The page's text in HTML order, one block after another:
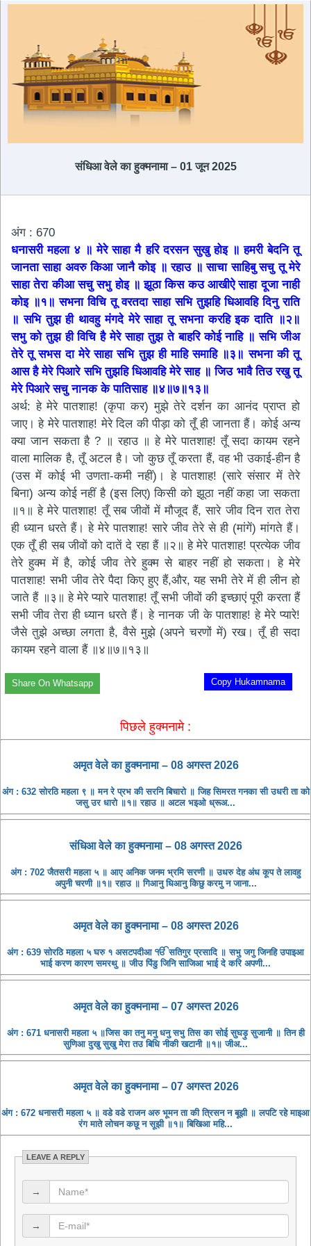
संधिआ ​​वेले का हुक्मनामा – 01 जून 2025
अंग : 670
धनासरी महला ४ ॥ मेरे साहा मै हरि दरसन सुखु होइ ॥ हमरी बेदनि तू
जानता साहा अवरु किआ जानै कोइ ॥ रहाउ ॥ साचा साहिबु सचु तू मेरे
साहा तेरा कीआ सचु सभु होइ ॥ झूठा किस कउ आखीऐ साहा दूजा नाही
कोइ ॥१॥ सभना विचि तू वरतदा साहा सभि तुझहि धिआवहि दिनु राति
॥ सभि तुझ ही थावहु मंगदे मेरे साहा तू सभना करहि इक दाति ॥२॥
सभु को तुझ ही विचि है मेरे साहा तुझ ते बाहरि कोई नाहि ॥ सभि जीअ
तेरे तू सभस दा मेरे साहा सभि तुझ ही माहि समाहि ॥३॥ सभना की तू
आस है मेरे पिआरे सभि तुझहि धिआवहि मेरे साह ॥ जिउ भावै तिउ रखु तू
मेरे पिआरे सचु नानक के पातिसाह ॥४॥७॥१३॥
अर्थ: हे मेरे पातशाह! (कृपा कर) मुझे तेरे दर्शन का आनंद प्राप्त हो
जाए। हे मेरे पातशाह! मेरे दिल की पीड़ा को तूँ ही जानता हैं। कोई अन्य
क्या जान सकता है ? ॥ रहाउ ॥ हे मेरे पातशाह! तूँ सदा कायम रहने
वाला मालिक है, तूँ अटल है। जो कुछ तूँ करता हैं, वह भी उकाई-हीन है
(उस में कोई भी उणता-कमी नहीं)। हे पातशाह! (सारे संसार में तेरे
बिना) अन्य कोई नहीं है (इस लिए) किसी को झूठा नहीं कहा जा सकता
॥१॥ हे मेरे पातशाह! तूँ सब जीवों में मौजूद हैं, सारे जीव दिन रात तेरा
ही ध्यान धरते हैं। हे मेरे पातशाह! सारे जीव तेरे से ही (मांगें) मांगते हैं।
एक तूँ ही सब जीवों को दातें दे रहा हैं ॥२॥ हे मेरे पातशाह! प्रत्येक जीव
तेरे हुक्म में है, कोई जीव तेरे हुक्म से बाहर नहीं हो सकता। हे मेरे
पातशाह! सभी जीव तेरे पैदा किए हुए हैं,और, यह सभी तेरे में ही लीन हो
जाते हैं ॥३॥ हे मेरे प्यारे पातशाह! तूँ सभी जीवों की इच्छाएं पूरी करता हैं
सभी जीव तेरा ही ध्यान धरते हैं। हे नानक जी के पातशाह! हे मेरे प्यारे!
जैसे तुझे अच्छा लगता है, वैसे मुझे (अपने चरणों में) रख। तूँ ही सदा
कायम रहने वाला हैं ॥४॥७॥१३॥
Copy Hukamnama
Share On Whatsapp
पिछले हुक्मनामे :
अमृत ​​वेले का हुक्मनामा – 08 अगस्त 2026
अंग : 632 सोरठि महला ९ ॥ मन रे प्रभ की सरनि बिचारो ॥ जिह सिमरत गनका सी उधरी ता को
जसु उर धारो ॥१॥ रहाउ ॥ अटल भइओ ध्रूअ...
संधिआ ​​वेले का हुक्मनामा – 08 अगस्त 2026
अंग : 702 जैतसरी महला ५ ॥ आए अनिक जनम भ्रमि सरणी ॥ उधरु देह अंध कूप ते लावहु
अपुनी चरणी ॥१॥ रहाउ ॥ गिआनु धिआनु किछु करमु न जाना...
अमृत ​​वेले का हुक्मनामा – 08 अगस्त 2026
अंग : 639 सोरठि महला ५ घरु १ असटपदीआ ੴ सतिगुर प्रसादि ॥ सभु जगु जिनहि उपाइआ
भाई करण कारण समरथु ॥ जीउ पिंडु जिनि साजिआ भाई दे करि अपणी...
अमृत ​​वेले का हुक्मनामा – 07 अगस्त 2026
अंग : 671 धनासरी महला ५ ॥जिस का तनु मनु धनु सभु तिस का सोई सुघड़ु सुजानी ॥ तिन ही
सुणिआ दुखु सुखु मेरा तउ बिधि नीकी खटानी ॥१॥ जीअ...
अमृत ​​वेले का हुक्मनामा – 07 अगस्त 2026
अंग : 672 धनासरी महला ५ ॥ वडे वडे राजन अरु भूमन ता की त्रिसन न बूझी ॥ लपटि रहे माइआ
रंग माते लोचन कछू न सूझी ॥१॥ बिखिआ महि...
LEAVE A REPLY
→
→